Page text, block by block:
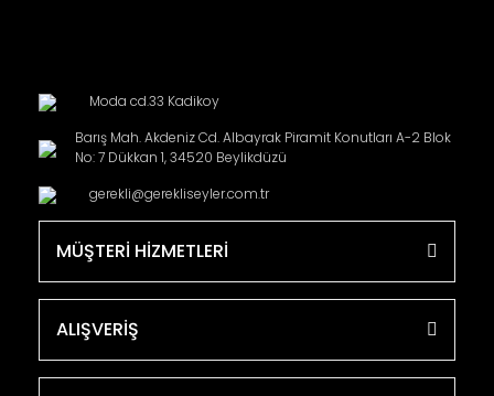
Moda cd.33 Kadikoy
Barış Mah. Akdeniz Cd. Albayrak Piramit Konutları A-2 Blok
No: 7 Dükkan 1, 34520 Beylikdüzü
gerekli@gerekliseyler.com.tr
MÜŞTERİ HİZMETLERİ
ALIŞVERİŞ